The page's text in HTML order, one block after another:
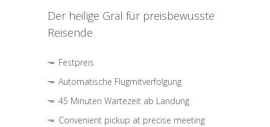
Der heilige Gral für preisbewusste
Reisende
Festpreis
Automatische Flugmitverfolgung
45 Minuten Wartezeit ab Landung
Convenient pickup at precise meeting